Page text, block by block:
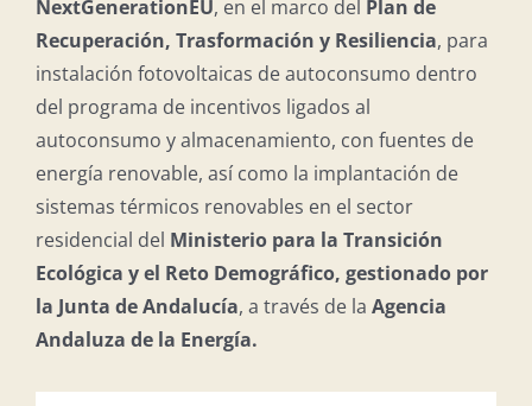
NextGenerationEU, en el marco del Plan de
Recuperación, Trasformación y Resiliencia, para
instalación fotovoltaicas de autoconsumo dentro
del programa de incentivos ligados al
autoconsumo y almacenamiento, con fuentes de
energía renovable, así como la implantación de
sistemas térmicos renovables en el sector
residencial del Ministerio para la Transición
Ecológica y el Reto Demográfico, gestionado por
la Junta de Andalucía, a través de la Agencia
Andaluza de la Energía.